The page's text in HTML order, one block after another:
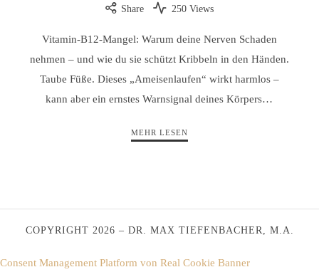
Share 250 Views
Vitamin-B12-Mangel: Warum deine Nerven Schaden
nehmen – und wie du sie schützt Kribbeln in den Händen.
Taube Füße. Dieses „Ameisenlaufen“ wirkt harmlos –
kann aber ein ernstes Warnsignal deines Körpers…
MEHR LESEN
COPYRIGHT 2026 – DR. MAX TIEFENBACHER, M.A.
Consent Management Platform von Real Cookie Banner